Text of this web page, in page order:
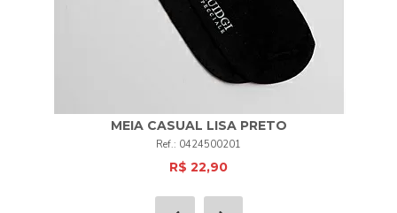
MEIA CASUAL LISA PRETO
0424500201
R$ 22,90